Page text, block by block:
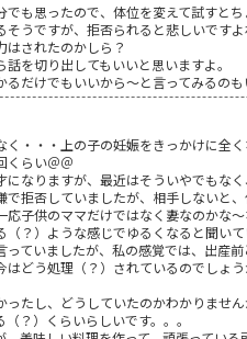
も思ったので、体位を変えて試すとち
うですが、拒否られると悲しいですよ
はされたのかしら？
を切り出してもいいと思いますよ。
だけでもいいから～と言ってみるのも
・・・上の子の妊娠をきっかけに全
くらい＠＠
なりますが、最近はそういやでもな
拒否していましたが、相手しないと
子供のママだけではなく妻なのかな～
（？）ような感じでゆるくなると聞い
ていましたが、私の感覚では、出産
どう処理（？）されているのでしょ
たし、どうしていたのかわかりませ
？）くらいらしいです。。。